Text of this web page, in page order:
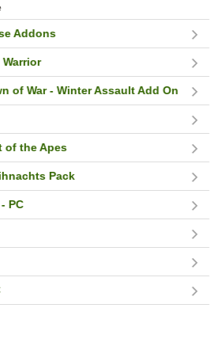
Addons
Warrior
of War - Winter Assault Add On
of the Apes
Pack
PC